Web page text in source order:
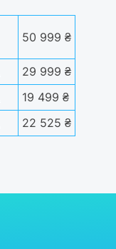
50 999 ₴
29 999 ₴
19 499 ₴
22 525 ₴